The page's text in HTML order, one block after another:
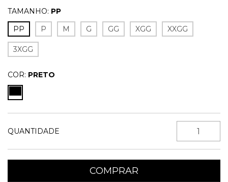
TAMANHO: PP
PP
P M G GG XGG XXGG
3XGG
COR: PRETO
QUANTIDADE